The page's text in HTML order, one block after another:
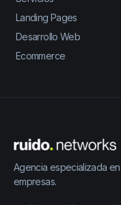
Agencia especializada
empresas.
Landing Pages
Desarrollo Web
Ecommerce